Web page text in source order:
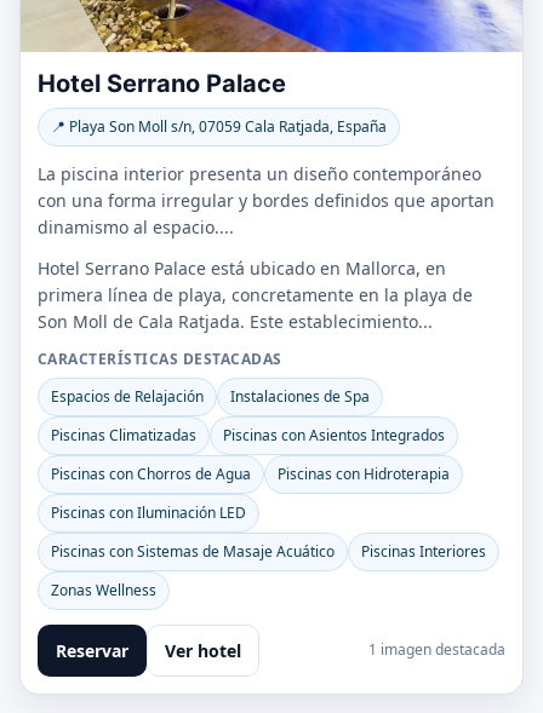
Hotel Serrano Palace
📍 Playa Son Moll s/n, 07059 Cala Ratjada, España
La piscina interior presenta un diseño contemporáneo
con una forma irregular y bordes definidos que aportan
dinamismo al espacio....
Hotel Serrano Palace está ubicado en Mallorca, en
primera línea de playa, concretamente en la playa de
Son Moll de Cala Ratjada. Este establecimiento...
CARACTERÍSTICAS DESTACADAS
Espacios de Relajación
Instalaciones de Spa
Piscinas Climatizadas
Piscinas con Asientos Integrados
Piscinas con Chorros de Agua
Piscinas con Hidroterapia
Piscinas con Iluminación LED
Piscinas con Sistemas de Masaje Acuático
Piscinas Interiores
Zonas Wellness
Reservar Ver hotel 1 imagen destacada